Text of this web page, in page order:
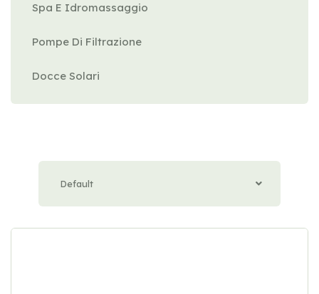
Spa E Idromassaggio
Pompe Di Filtrazione
Docce Solari
Default